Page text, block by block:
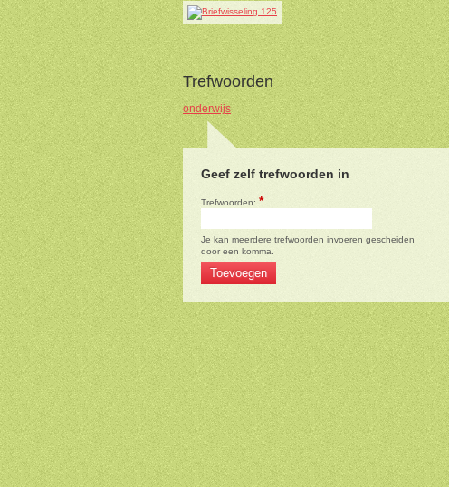
Trefwoorden
onderwijs
Geef zelf trefwoorden in
Trefwoorden: *
Je kan meerdere trefwoorden invoeren gescheiden
door een komma.